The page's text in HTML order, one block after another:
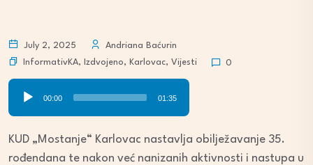
July 2, 2025
Andriana Baćurin
InformativKA, Izdvojeno, Karlovac, Vijesti 0
Audio
Player
00:00 01:35
KUD „Mostanje“ Karlovac nastavlja obilježavanje 35.
rođendana te nakon već nanizanih aktivnosti i nastupa u